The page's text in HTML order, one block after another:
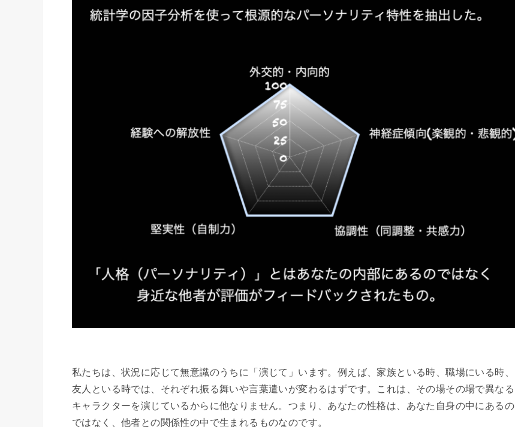
私たちは、状況に応じて無意識のうちに「演じて」います。例えば、家族といる時、職場にいる時、
友人といる時では、それぞれ振る舞いや言葉遣いが変わるはずです。これは、その場その場で異なる
キャラクターを演じているからに他なりません。つまり、あなたの性格は、あなた自身の中にあるの
ではなく、他者との関係性の中で生まれるものなのです。